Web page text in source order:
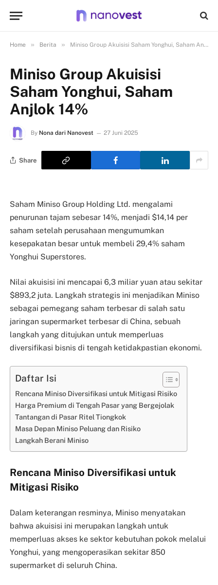
Home » Berita » Miniso Group Akuisisi Saham Yonghui, Saham Anjlok 14%
Miniso Group Akuisisi
Saham Yonghui, Saham
Anjlok 14%
By Nona dari Nanovest 27 Juni 2025
Share
Saham Miniso Group Holding Ltd. mengalami
penurunan tajam sebesar 14%, menjadi $14,14 per
saham setelah perusahaan mengumumkan
kesepakatan besar untuk membeli 29,4% saham
Yonghui Superstores.
Nilai akuisisi ini mencapai 6,3 miliar yuan atau sekitar
$893,2 juta. Langkah strategis ini menjadikan Miniso
sebagai pemegang saham terbesar di salah satu
jaringan supermarket terbesar di China, sebuah
langkah yang ditujukan untuk memperluas
diversifikasi bisnis di tengah ketidakpastian ekonomi.
Daftar Isi
Rencana Miniso Diversifikasi untuk Mitigasi Risiko
Harga Premium di Tengah Pasar yang Bergejolak
Tantangan di Pasar Ritel Tiongkok
Masa Depan Miniso Peluang dan Risiko
Langkah Berani Miniso
Rencana Miniso Diversifikasi untuk
Mitigasi Risiko
Dalam keterangan resminya, Miniso menyatakan
bahwa akuisisi ini merupakan langkah untuk
memperluas akses ke sektor kebutuhan pokok melalui
Yonghui, yang mengoperasikan sekitar 850
supermarket di seluruh China.